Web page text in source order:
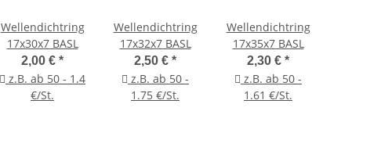
Wellendichtring
17x30x7 BASL
2,00 € *
z.B. ab 50 - 1.4
€/St.
Wellendichtring
17x32x7 BASL
2,50 € *
z.B. ab 50 -
1.75 €/St.
Wellendichtring
17x35x7 BASL
2,30 € *
z.B. ab 50 -
1.61 €/St.